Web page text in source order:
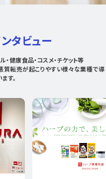
タビュー
健康食品・コスメ・チケット等
質転売が起こりやすい様々な業種で導
す。